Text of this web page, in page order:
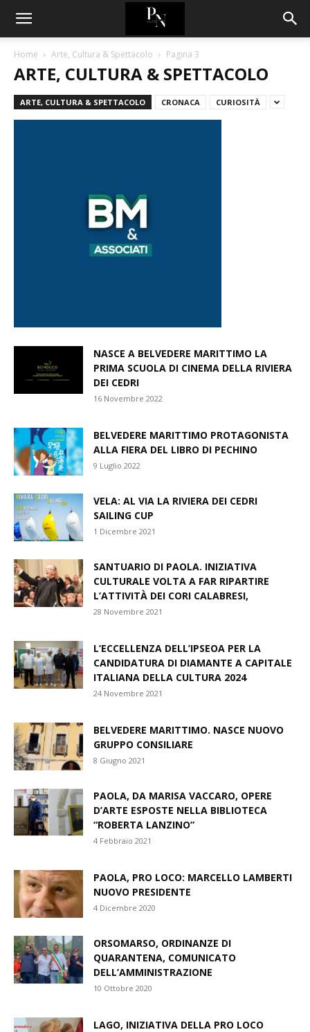
Home Arte, Cultura & Spettacolo Pagina 3
ARTE, CULTURA & SPETTACOLO
ARTE, CULTURA & SPETTACOLO CRONACA CURIOSITÀ
NASCE A BELVEDERE MARITTIMO LA
PRIMA SCUOLA DI CINEMA DELLA RIVIERA
DEI CEDRI
16 Novembre 2022
BELVEDERE MARITTIMO PROTAGONISTA
ALLA FIERA DEL LIBRO DI PECHINO
9 Luglio 2022
VELA: AL VIA LA RIVIERA DEI CEDRI
SAILING CUP
1 Dicembre 2021
SANTUARIO DI PAOLA. INIZIATIVA
CULTURALE VOLTA A FAR RIPARTIRE
L’ATTIVITÀ DEI CORI CALABRESI,
28 Novembre 2021
L’ECCELLENZA DELL’IPSEOA PER LA
CANDIDATURA DI DIAMANTE A CAPITALE
ITALIANA DELLA CULTURA 2024
24 Novembre 2021
BELVEDERE MARITTIMO. NASCE NUOVO
GRUPPO CONSILIARE
8 Giugno 2021
PAOLA, DA MARISA VACCARO, OPERE
D’ARTE ESPOSTE NELLA BIBLIOTECA
“ROBERTA LANZINO”
4 Febbraio 2021
PAOLA, PRO LOCO: MARCELLO LAMBERTI
NUOVO PRESIDENTE
4 Dicembre 2020
ORSOMARSO, ORDINANZE DI
QUARANTENA, COMUNICATO
DELL’AMMINISTRAZIONE
10 Ottobre 2020
LAGO, INIZIATIVA DELLA PRO LOCO